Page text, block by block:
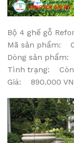
Bộ 4 ghế gỗ
Mã sản phẩm:
Dòng sản
Tình trạng: Còn
Giá: 890.000